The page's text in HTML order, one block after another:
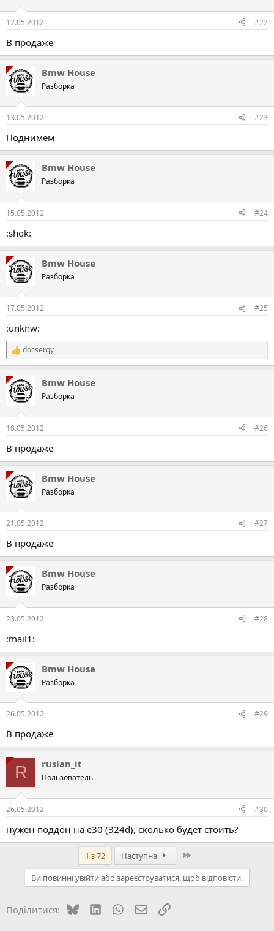
12.05.2012 #22
В продаже
Bmw House
Разборка
13.05.2012 #23
Поднимем
Bmw House
Разборка
15.05.2012 #24
:shok:
Bmw House
Разборка
17.05.2012 #25
:unknw:
Р
е
а
к
ц
docsergy
Bmw House
Разборка
18.05.2012 #26
В продаже
Bmw House
Разборка
21.05.2012 #27
В продаже
Bmw House
Разборка
23.05.2012 #28
:mail1:
Bmw House
Разборка
26.05.2012 #29
В продаже
R ruslan_it
Пользователь
26.05.2012 #30
нужен поддон на е30 (324d), сколько будет стоить?
1 з 72 Наступна
Ви повинні увійти або зареєструватися, щоб відповісти.
Поділитися: BlueskyLinkedInWhatsApp
E-mailПосилання